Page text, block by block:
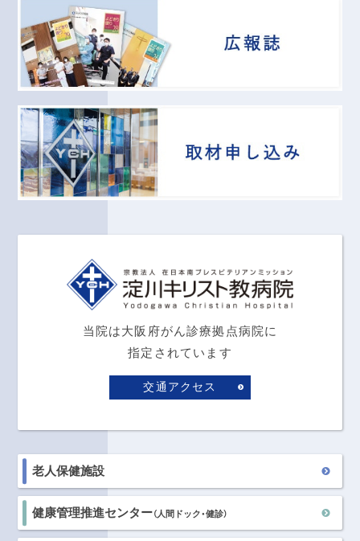
当院は大阪府がん診療拠点病院に
指定されています
交通アクセス
老人保健施設
健康管理推進センター（人間ドック・健診）